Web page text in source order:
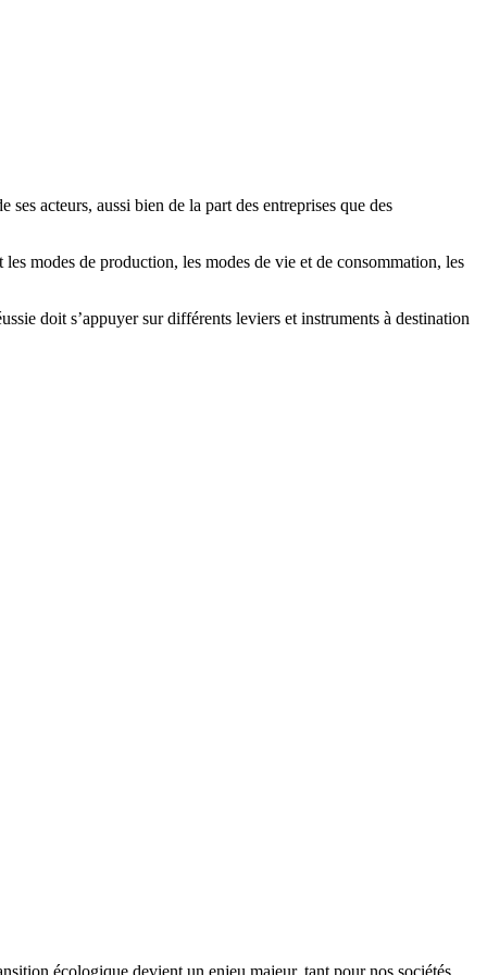
acteurs, aussi bien de la part des entreprises que des
modes de production, les modes de vie et de consommation, les
doit s’appuyer sur différents leviers et instruments à destination
écologique devient un enjeu majeur, tant pour nos sociétés